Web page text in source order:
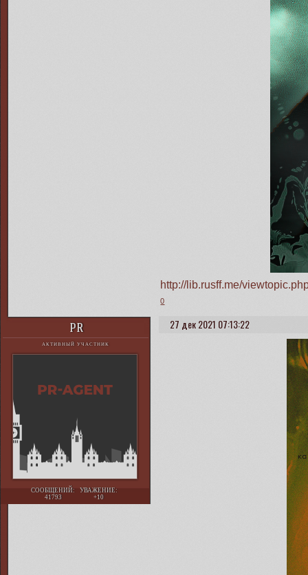
http://lib.rusff.me/
0
27 дек 2021 07:13:22
PR
АКТИВНЫЙ УЧАСТНИК
СООБЩЕНИЙ:
41793
УВАЖЕНИЕ:
+10